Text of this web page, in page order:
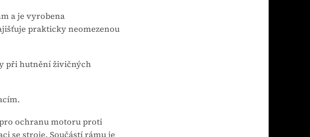
a je vyrobena
prakticky neomezenou
při hutnění živičných
ochranu motoru proti